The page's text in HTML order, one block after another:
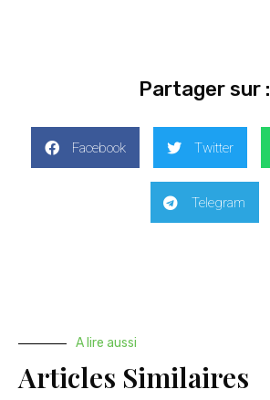
Partager sur :
Facebook Twitter
Telegram
A lire aussi
Articles Similaires